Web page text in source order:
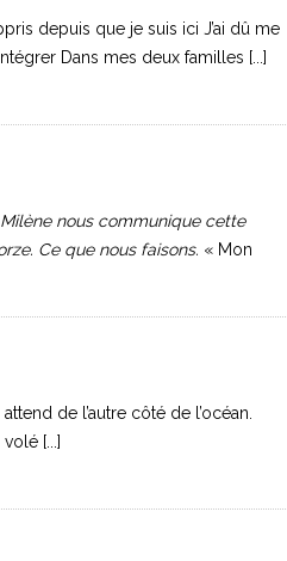
depuis que je suis ici J’ai dû me
Dans mes deux familles [...]
nous communique cette
Ce que nous faisons. « Mon
de l’autre côté de l’océan.
[...]